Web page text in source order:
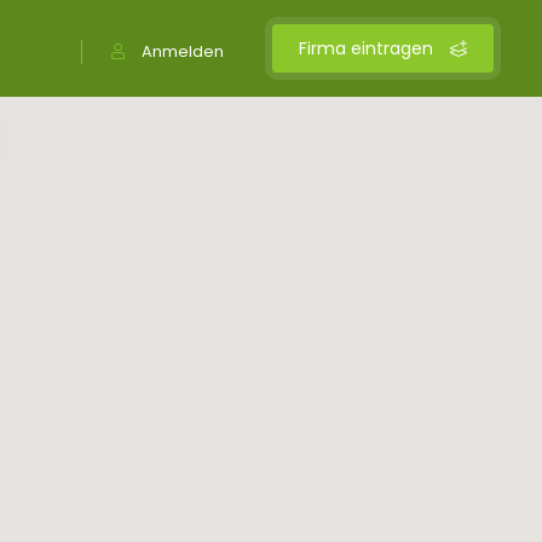
Firma eintragen
Anmelden